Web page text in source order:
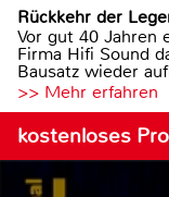
Rückkehr der
Vor gut 40 Jahren
Firma Hifi Sound
Bausatz wieder
>> Mehr erfahren
kostenloses